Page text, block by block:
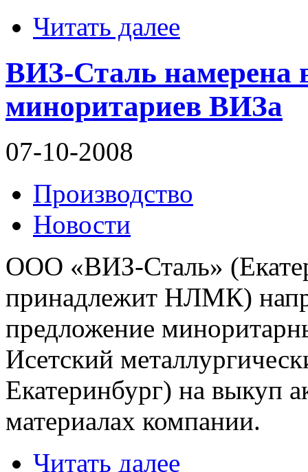
Читать далее
ВИЗ-Сталь намерена
миноритариев ВИЗа
07-10-2008
Производство
Новости
ООО «ВИЗ-Сталь»
принадлежит НЛМК)
предложение
Исетский
Екатеринбург) на выкуп
материалах компании.
Читать далее